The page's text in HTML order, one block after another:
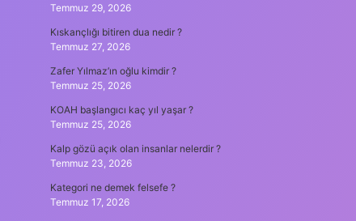
Temmuz 29, 2026
Kıskançlığı bitiren dua nedir ?
Temmuz 27, 2026
Zafer Yılmaz’ın oğlu kimdir ?
Temmuz 25, 2026
KOAH başlangıcı kaç yıl yaşar ?
Temmuz 25, 2026
Kalp gözü açık olan insanlar nelerdir ?
Temmuz 23, 2026
Kategori ne demek felsefe ?
Temmuz 17, 2026